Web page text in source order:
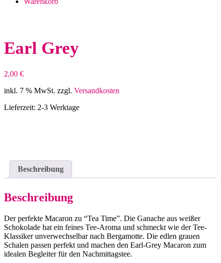
Earl Grey
2,00 €
inkl. 7 % MwSt. zzgl. Versandkosten
Lieferzeit: 2-3 Werktage
Beschreibung
Beschreibung
Der perfekte Macaron zu “Tea Time”. Die Ganache aus weißer
Schokolade hat ein feines Tee-Aroma und schmeckt wie der Tee-
Klassiker unverwechselbar nach Bergamotte. Die edlen grauen
Schalen passen perfekt und machen den Earl-Grey Macaron zum
idealen Begleiter für den Nachmittagstee.